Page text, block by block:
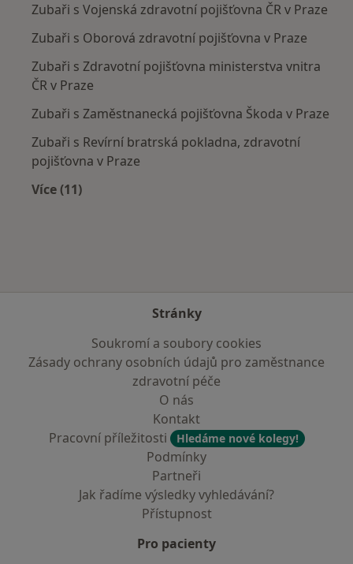
Zubaři s Vojenská zdravotní pojišťovna ČR v Praze
Zubaři s Oborová zdravotní pojišťovna v Praze
Zubaři s Zdravotní pojišťovna ministerstva vnitra
ČR v Praze
Zubaři s Zaměstnanecká pojišťovna Škoda v Praze
Zubaři s Revírní bratrská pokladna, zdravotní
pojišťovna v Praze
Více (11)
Stránky
Soukromí a soubory cookies
Zásady ochrany osobních údajů pro zaměstnance
zdravotní péče
O nás
Kontakt
Pracovní příležitosti
Hledáme nové kolegy!
Podmínky
Partneři
Jak řadíme výsledky vyhledávání?
Přístupnost
Pro pacienty